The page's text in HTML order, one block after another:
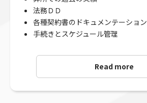
法務ＤＤ
各種契約書のドキュメンテーション
手続きとスケジュール管理
Read more